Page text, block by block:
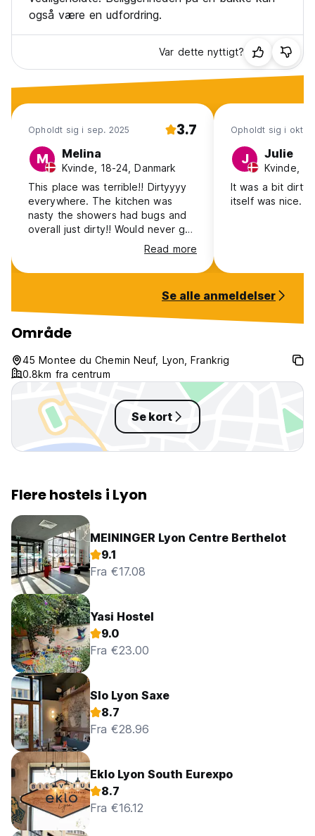
også være en udfordring.
Var dette nyttigt?
Opholdt sig i sep. 2025 3.7
M Melina
Kvinde, 18-24, Danmark
This place was terrible!! Dirtyyyy
everywhere. The kitchen was
nasty the showers had bugs and
overall just dirty!! Would never go
Read more
Opholdt sig i okt.
J Julie
Kvinde,
It was a bit
itself was nice.
Se alle anmeldelser
Område
45 Montee du Chemin Neuf, Lyon, Frankrig
0.8km fra centrum
Se kort
Flere hostels i Lyon
MEININGER Lyon Centre Berthelot
9.1
Fra €17.08
Yasi Hostel
9.0
Fra €23.00
Slo Lyon Saxe
8.7
Fra €28.96
Eklo Lyon South Eurexpo
8.7
Fra €16.12